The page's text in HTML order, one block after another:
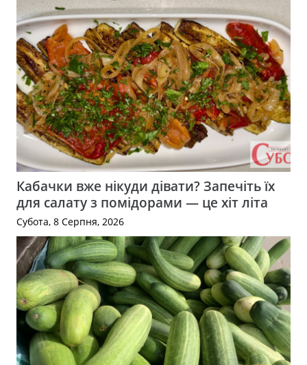
Кабачки вже нікуди дівати? Запечіть їх
для салату з помідорами — це хіт літа
Субота, 8 Серпня, 2026